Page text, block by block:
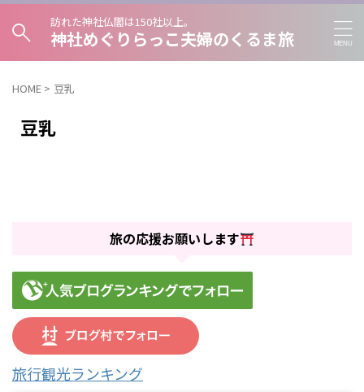
訪れた神社仏閣は150社以上。
神社めぐりらっこ夫婦のくるま旅
HOME > 豆乳
豆乳
旅の応援お願いします
旅行観光ランキング